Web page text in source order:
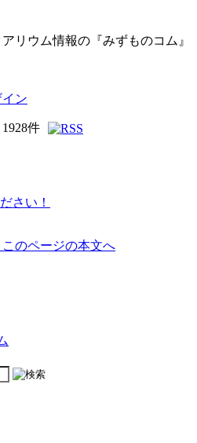
リウム情報の『みずものコム』
1928件
のページの本文へ